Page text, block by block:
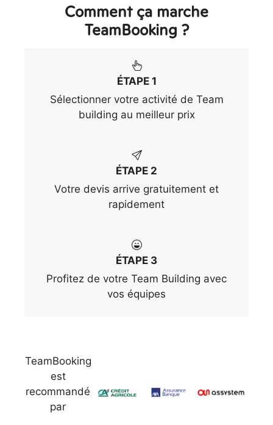
Comment ça marche
TeamBooking ?
ÉTAPE 1
Sélectionner votre activité de Team
building au meilleur prix
ÉTAPE 2
Votre devis arrive gratuitement et
rapidement
ÉTAPE 3
Profitez de votre Team Building avec
vos équipes
TeamBooking
est
recommandé
par